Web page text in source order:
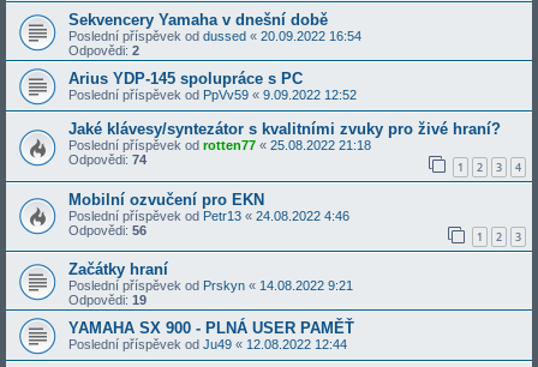
Sekvencery Yamaha v dnešní době
Poslední příspěvek od dussed « 20.09.2022 16:54
Odpovědi: 2
Arius YDP-145 spolupráce s PC
Poslední příspěvek od PpVv59 « 9.09.2022 12:52
Jaké klávesy/syntezátor s kvalitními zvuky pro živé hraní?
Poslední příspěvek od rotten77 « 25.08.2022 21:18
Odpovědi: 74 1 2 3 4
Mobilní ozvučení pro EKN
Poslední příspěvek od Petr13 « 24.08.2022 4:46
Odpovědi: 56 1 2 3
Začátky hraní
Poslední příspěvek od Prskyn « 14.08.2022 9:21
Odpovědi: 19
YAMAHA SX 900 - PLNÁ USER PAMĚŤ
Poslední příspěvek od Ju49 « 12.08.2022 12:44